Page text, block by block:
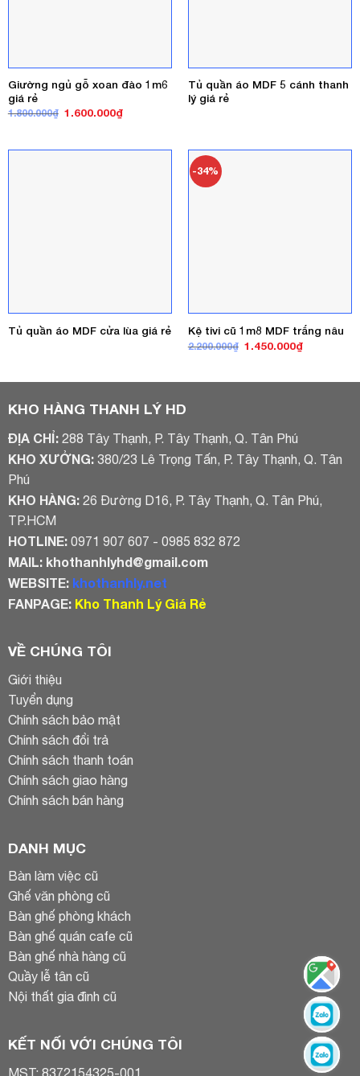
Giường ngủ gỗ xoan đào 1m6
giá rẻ
1.800.000₫ Giá
1.600.000₫Giá
1.600.000₫.
Tủ quần áo MDF 5 cánh thanh
lý giá rẻ
Tủ quần áo MDF cửa lùa giá rẻ
-34%
Kệ tivi cũ 1m8 MDF trắng nâu
2.200.000₫ Giá
1.450.000₫Giá
KHO HÀNG THANH LÝ HD
ĐỊA CHỈ:288 Tây Thạnh, P. Tây Thạnh, Q. Tân Phú
KHO XƯỞNG:380/23 Lê Trọng Tấn, P. Tây Thạnh, Q. Tân
Phú
KHO HÀNG:26 Đường D16, P. Tây Thạnh, Q. Tân Phú,
TP.HCM
HOTLINE:0971 907 607 - 0985 832 872
MAIL:khothanhlyhd@gmail.com
WEBSITE: khothanhly.net
FANPAGE: Kho Thanh Lý Giá Rẻ
VỀ CHÚNG TÔI
Giới thiệu
Tuyển dụng
Chính sách bảo mật
Chính sách đổi trả
Chính sách thanh toán
Chính sách giao hàng
Chính sách bán hàng
DANH MỤC
Bàn làm việc cũ
Ghế văn phòng cũ
Bàn ghế phòng khách
Bàn ghế quán cafe cũ
Bàn ghế nhà hàng cũ
Quầy lễ tân cũ
Nội thất gia đình cũ
KẾT NỐI VỚI CHÚNG TÔI
MST: 8372154325-001